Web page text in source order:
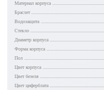
Материал корпуса
Браслет
Водозащита
Стекло
Диаметр корпуса
Форма корпуса
Пол
Цвет корпуса
Цвет безеля
Цвет циферблата